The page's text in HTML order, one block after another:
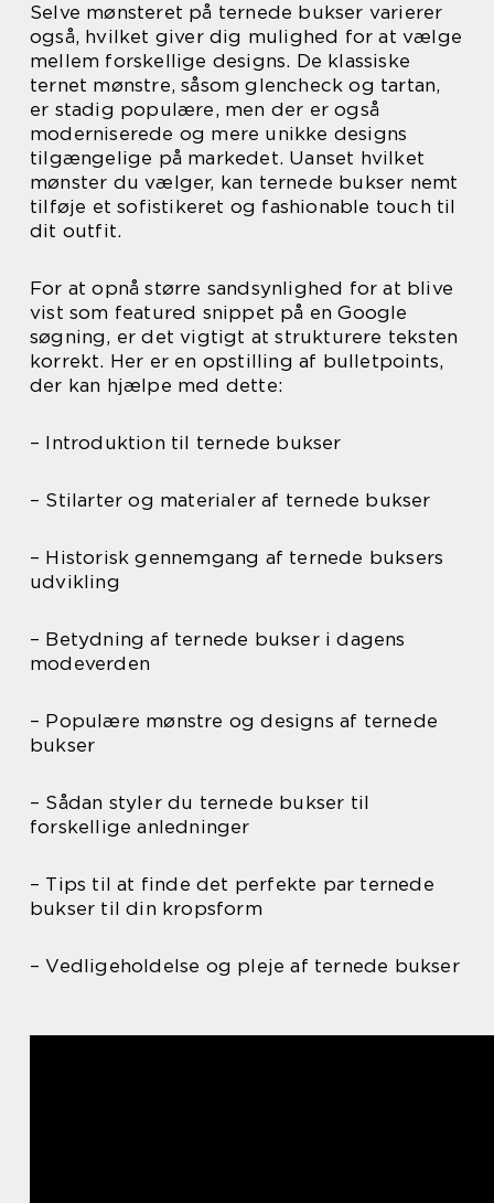
Selve mønsteret på ternede bukser varierer
også, hvilket giver dig mulighed for at vælge
mellem forskellige designs. De klassiske
ternet mønstre, såsom glencheck og tartan,
er stadig populære, men der er også
moderniserede og mere unikke designs
tilgængelige på markedet. Uanset hvilket
mønster du vælger, kan ternede bukser nemt
tilføje et sofistikeret og fashionable touch til
dit outfit.
For at opnå større sandsynlighed for at blive
vist som featured snippet på en Google
søgning, er det vigtigt at strukturere teksten
korrekt. Her er en opstilling af bulletpoints,
der kan hjælpe med dette:
– Introduktion til ternede bukser
– Stilarter og materialer af ternede bukser
– Historisk gennemgang af ternede buksers
udvikling
– Betydning af ternede bukser i dagens
modeverden
– Populære mønstre og designs af ternede
bukser
– Sådan styler du ternede bukser til
forskellige anledninger
– Tips til at finde det perfekte par ternede
bukser til din kropsform
– Vedligeholdelse og pleje af ternede bukser